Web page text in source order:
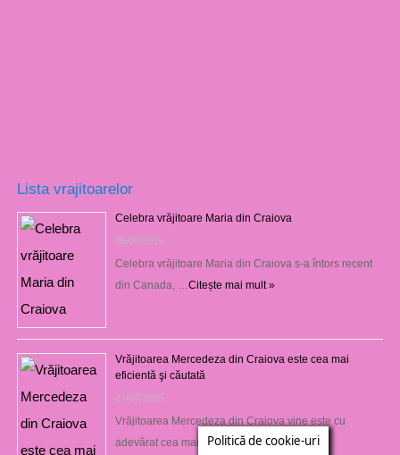
Lista vrajitoarelor
Celebra vrăjitoare Maria din Craiova
06/08/2026
Celebra vrăjitoare Maria din Craiova s-a întors recent
din Canada, … Citește mai mult »
Vrăjitoarea Mercedeza din Craiova este cea mai
eficientă şi căutată
27/07/2026
Vrăjitoarea Mercedeza din Craiova vine este cu
adevărat cea mai …Citește mai mult »
Politică de cookie-uri